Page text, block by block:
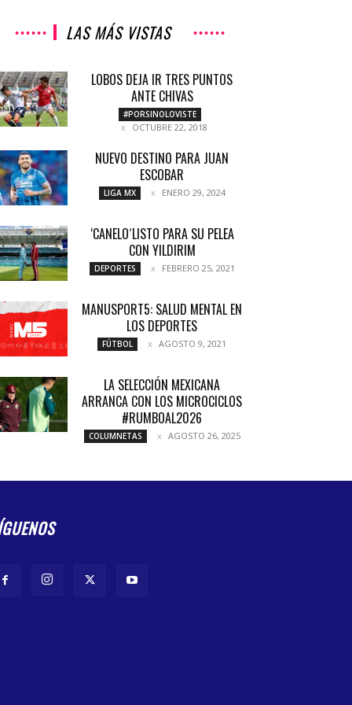
LAS MÁS VISTAS
LOBOS DEJA IR TRES PUNTOS
ANTE CHIVAS
#PORSINOLOVISTE
OCTUBRE 22, 2018
NUEVO DESTINO PARA JUAN
ESCOBAR
LIGA MX ENERO 29, 2024
‘CANELO´LISTO PARA SU PELEA
CON YILDIRIM
DEPORTES FEBRERO 25, 2021
MANUSPORT5: SALUD MENTAL EN
LOS DEPORTES
FÚTBOL AGOSTO 9, 2021
LA SELECCIÓN MEXICANA
ARRANCA CON LOS MICROCICLOS
#RUMBOAL2026
COLUMNETAS AGOSTO 26, 2025